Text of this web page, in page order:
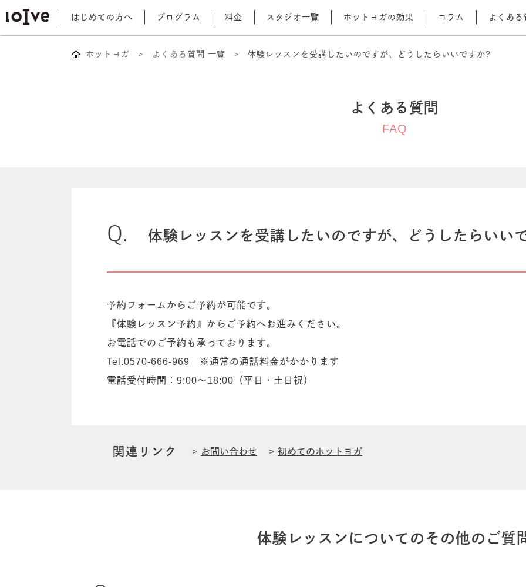
はじめての方へ プログラム 料金 スタジオ一覧 ホットヨガの効果 コラム よくある
ホットヨガ よくある質問 一覧 体験レッスンを受講したいのですが、どうしたらいいですか?
よくある質問
FAQ
体験レッスンを受講したいのですが、どうしたらいい
予約フォームからご予約が可能です。
『体験レッスン予約』からご予約へお進みください。
お電話でのご予約も承っております。
Tel.0570-666-969 ※通常の通話料金がかかります
電話受付時間：9:00〜18:00（平日・土日祝）
関連リンク お問い合わせ 初めてのホットヨガ
体験レッスンについてのその他のご質